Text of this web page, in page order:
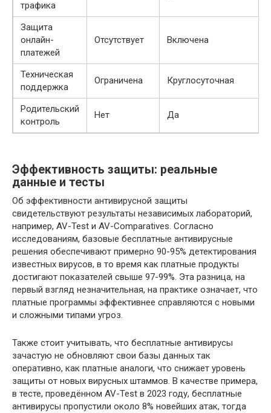
трафика
Защита
онлайн-
платежей
Отсутствует Включена
Техническая
поддержка
Ограничена Круглосуточная
Родительский
контроль
Нет Да
Эффективность защиты: реальные
данные и тесты
Об эффективности антивирусной защиты
свидетельствуют результаты независимых лабораторий,
например, AV-Test и AV-Comparatives. Согласно
исследованиям, базовые бесплатные антивирусные
решения обеспечивают примерно 90-95% детектирования
известных вирусов, в то время как платные продукты
достигают показателей свыше 97-99%. Эта разница, на
первый взгляд незначительная, на практике означает, что
платные программы эффективнее справляются с новыми
и сложными типами угроз.
Также стоит учитывать, что бесплатные антивирусы
зачастую не обновляют свои базы данных так
оперативно, как платные аналоги, что снижает уровень
защиты от новых вирусных штаммов. В качестве примера,
в тесте, проведённом AV-Test в 2023 году, бесплатные
антивирусы пропустили около 8% новейших атак, тогда